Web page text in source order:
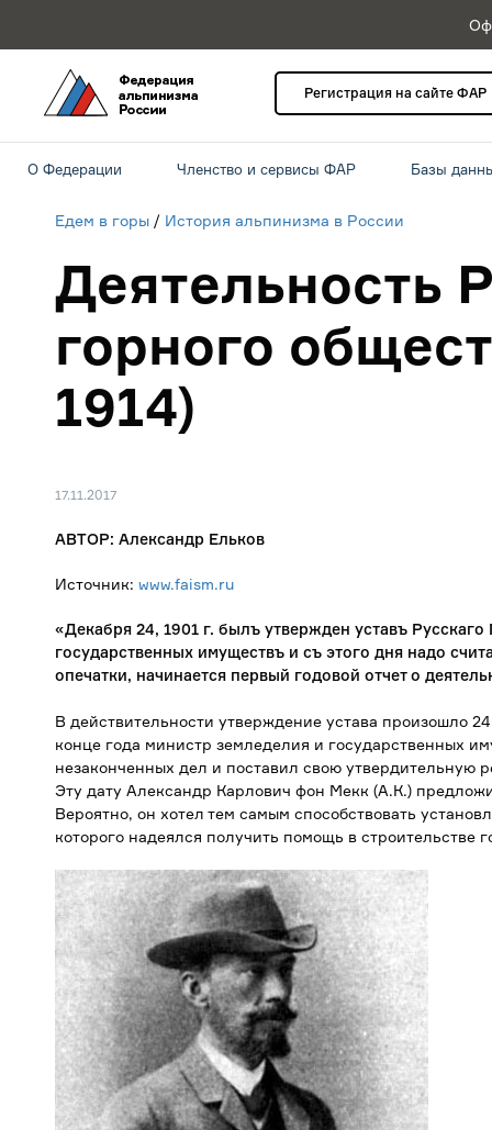
Регистрация на сайте ФАР
О Федерации Членство и сервисы ФАР Базы
Едем в горы / История альпинизма в России
Деятельность
горного
1914)
17.11.2017
АВТОР: Александр Ельков
Источник: www.faism.ru
«Декабря 24, 1901 г. былъ утвержден уставъ
государственных имуществъ и съ этого дня надо
опечатки, начинается первый годовой отчет о
В действительности утверждение устава произошло
конце года министр земледелия и государственных
незаконченных дел и поставил свою утвердительную
Эту дату Александр Карлович фон Мекк (А.К.)
Вероятно, он хотел тем самым способствовать
которого надеялся получить помощь в строительстве